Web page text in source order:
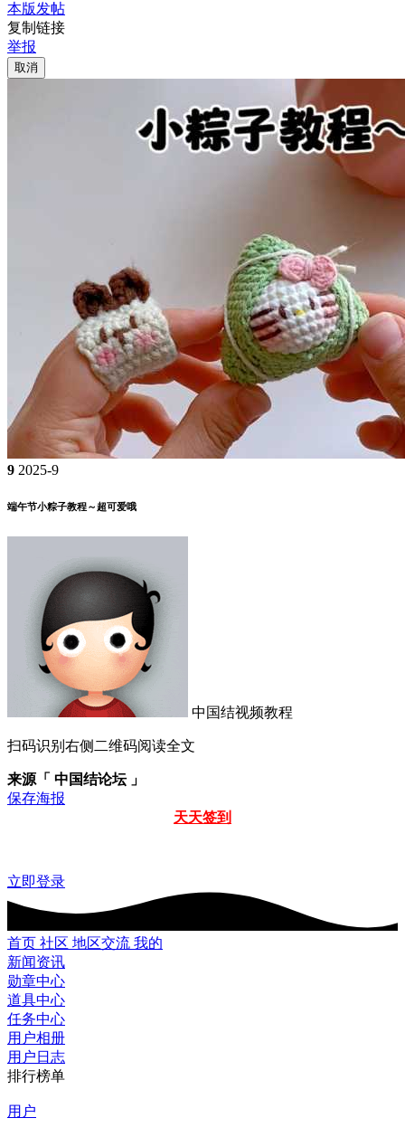
本版发帖
复制链接
举报
取消
9 2025-9
端午节小粽子教程～超可爱哦
中国结视频教程
扫码识别右侧二维码阅读全文
来源「 中国结论坛 」
保存海报
天天签到
立即登录
首页 社区 地区交流 我的
新闻资讯
勋章中心
道具中心
任务中心
用户相册
用户日志
排行榜单
用户